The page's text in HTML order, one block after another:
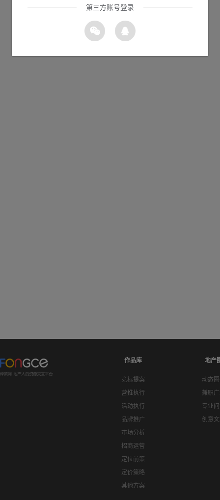
作品库
竞标提案
营推执行
活动执行
品牌推广
市场分析
招商运营
定位前策
定价策略
其他方案
地产
动态
兼职
专业
创意
第三方账号登录